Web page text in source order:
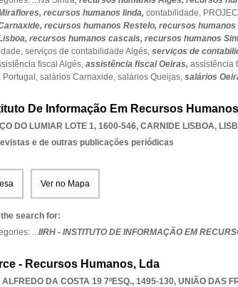
recursos humanos linda, contabilidade,
recursos humanos Restelo, recursos humanos
recursos humanos cascais, recursos humanos
serviços de contabilidade Algés, serviços de
fiscal Algés, assistência fiscal Oeiras, assistência
Portugal, salários Carnaxide, salários Queijas, salários
De Informação Em Recursos
DO LUMIAR LOTE 1, 1600-546, CARNIDE LISBOA,
e de outras publicações periódicas
Ver no Mapa
search for:
...IIRH - INSTITUTO DE INFORMAÇÃO EM
- Recursos Humanos, Lda
ALFREDO DA COSTA 19 7ºESQ., 1495-130, UNIÃO DAS